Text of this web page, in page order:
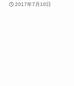
2017年7月10日